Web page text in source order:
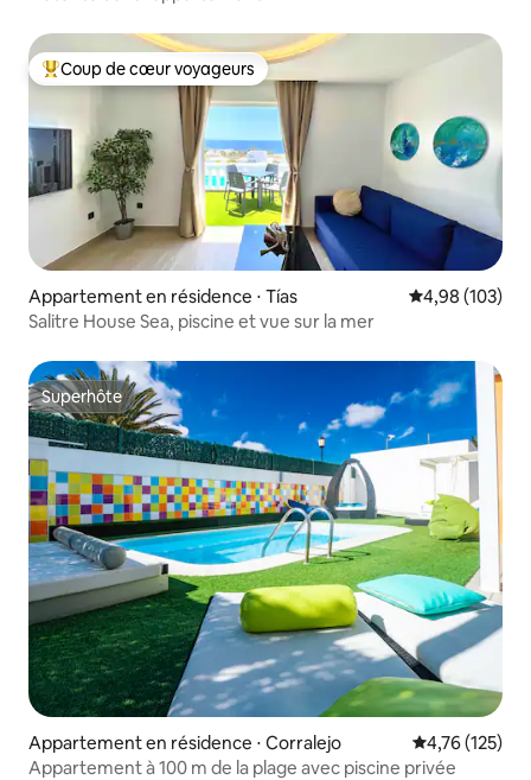
Coups de cœur voyageurs les plus appréciés
Coup de cœur voyageurs
Appartement en résidence ⋅ Tías Évaluation
4,98 (103)
Salitre House Sea, piscine et vue sur la mer
Superhôte
Superhôte
Appartement en résidence ⋅ Corralejo Évaluation
4,76 (125)
Appartement à 100 m de la plage avec piscine privée